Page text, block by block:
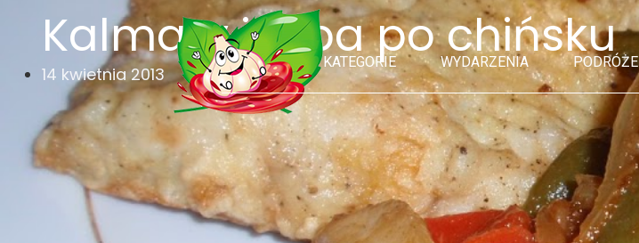
KATEGORIE WYDARZENIA PODRÓŻE
Kalmary i ryba po chińsku
14 kwietnia 2013